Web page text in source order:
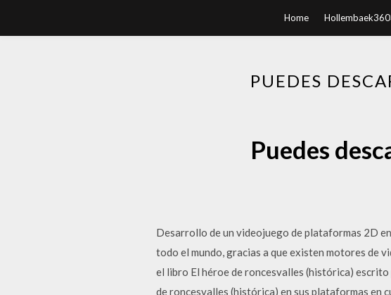
Home
PUEDES
Puedes
Desarrollo de un videojuego de plataformas 2D
todo el mundo, gracias a que existen motores de
el libro El héroe de roncesvalles (histórica)
de roncesvalles (histórica) en sus plataformas en